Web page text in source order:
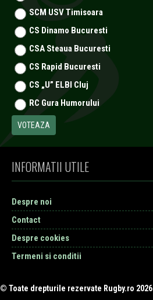
SCM USV Timisoara
CS Dinamo Bucuresti
CSA Steaua Bucuresti
CS Rapid Bucuresti
CS „U” ELBI Cluj
RC Gura Humorului
INFORMATII UTILE
Despre noi
Contact
Despre cookies
Termeni si conditii
© Toate drepturile rezervate Rugby.ro 2026